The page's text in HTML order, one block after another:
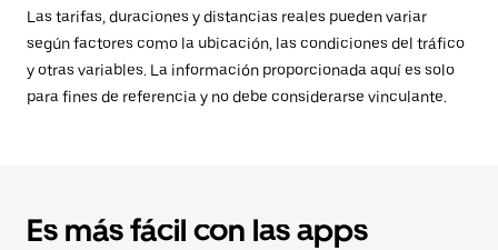
Las tarifas, duraciones y distancias reales pueden variar
según factores como la ubicación, las condiciones del tráfico
y otras variables. La información proporcionada aquí es solo
para fines de referencia y no debe considerarse vinculante.
Es más fácil con las apps